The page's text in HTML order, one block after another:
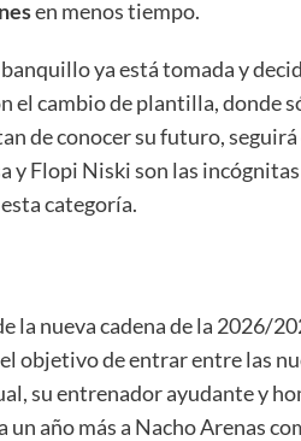
en menos tiempo.
ya está tomada y
el cambio de plantilla, donde
de conocer su futuro,
y Flopi Niski son las
categoría.
la nueva cadena de la 2026/
objetivo de entrar entre las
su entrenador ayudante y
año más a Nacho Arenas